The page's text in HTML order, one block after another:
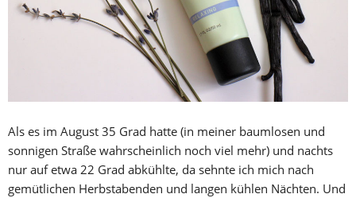
Als es im August 35 Grad hatte (in meiner baumlosen und
sonnigen Straße wahrscheinlich noch viel mehr) und nachts
nur auf etwa 22 Grad abkühlte, da sehnte ich mich nach
gemütlichen Herbstabenden und langen kühlen Nächten. Und